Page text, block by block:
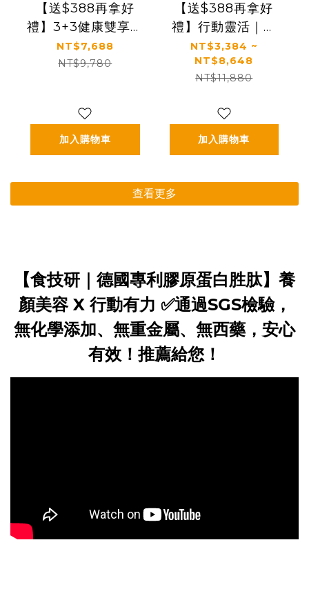
【送$388再拿好
禮】3+3健康雙享送
【太陽星x食技研】
青春好眠三效關鍵
膠原蛋白3盒
NT$7,688
NT$9,780
加入購物車
【送$388再拿好
禮】行動靈活｜關
鍵行動＋健康好眠
＋益生菌｜【太陽
星】全效克菲爾益
菌(多規格)
NT$3,384 ~
NT$8,648
NT$11,880
加入購物車
查看更多
【食技研｜德國專利膠原蛋白胜肽】養
顏美容 X 行動有力 ✅通過SGS檢驗，
無化學添加、無重金屬、無西藥，安心
有效！推薦給您！